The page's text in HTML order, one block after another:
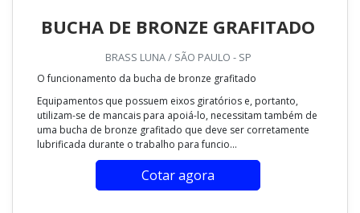
BUCHA DE BRONZE GRAFITADO
BRASS LUNA / SÃO PAULO - SP
O funcionamento da bucha de bronze grafitado
Equipamentos que possuem eixos giratórios e, portanto,
utilizam-se de mancais para apoiá-lo, necessitam também de
uma bucha de bronze grafitado que deve ser corretamente
lubrificada durante o trabalho para funcio...
Cotar agora